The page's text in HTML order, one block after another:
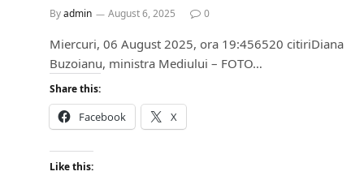
Byadmin August 6, 2025 0
Miercuri, 06 August 2025, ora 19:456520 citiriDiana
Buzoianu, ministra Mediului – FOTO…
Share this:
Facebook X
Like this: